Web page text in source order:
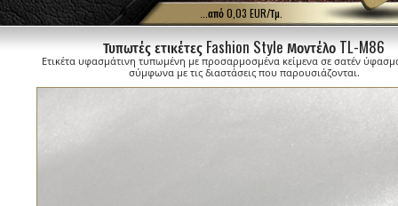
...από 0,03 EUR/Τμ.
Τυπωτές ετικέτες Fashion Style Μοντέλο TL-M86
Ετικέτα υφασμάτινη τυπωμένη με προσαρμοσμένα κείμενα σε σατέν
σύμφωνα με τις διαστάσεις που παρουσιάζονται.